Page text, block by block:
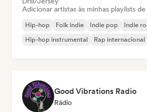
Adicionar artistas às minhas playlists
Hip-hop Folk indie Indie pop Indie
Hip-hop instrumental
Rap internacional
Good Vibrations Radio
Rádio